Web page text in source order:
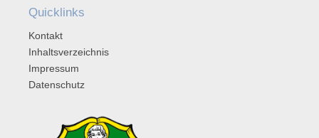
Quicklinks
Kontakt
Inhaltsverzeichnis
Impressum
Datenschutz